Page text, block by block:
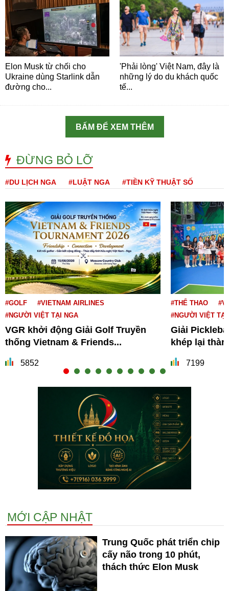
Elon Musk từ chối cho
Ukraine dùng Starlink dẫn
đường cho...
'Phải lòng' Việt Nam, đây là
những lý do du khách quốc
tế...
BẤM ĐỂ XEM THÊM
ĐỪNG BỎ LỠ
#DU LỊCH NGA #LUẬT NGA #TIỀN KỸ THUẬT SỐ
#GOLF
#VIETNAM AIRLINES
#NGƯỜI VIỆT TẠI NGA
VGR khởi động Giải Golf Truyền
thống Vietnam & Friends...
5852
#THỂ THAO
#NGƯỜI VIỆT TẠI
Giải
khép lại
7199
MỚI CẬP NHẬT
Trung Quốc phát triển chip
cấy não trong 10 phút,
thách thức Elon Musk